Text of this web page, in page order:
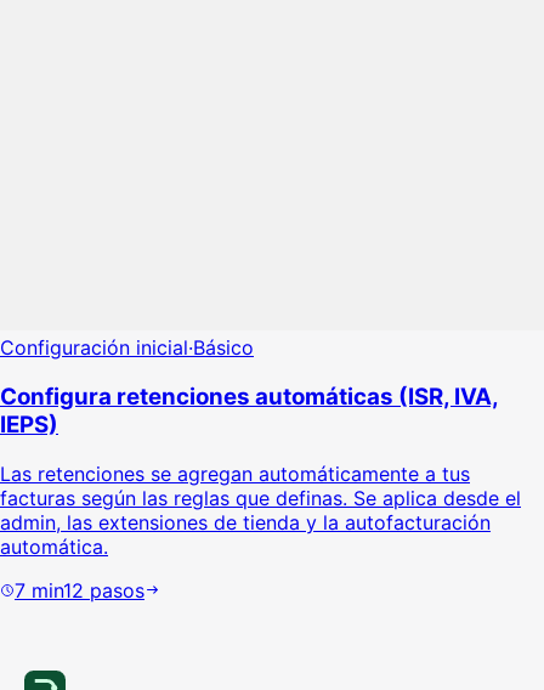
Configuración inicial·Básico
Configura retenciones automáticas (ISR, IVA,
IEPS)
Las retenciones se agregan automáticamente a tus
facturas según las reglas que definas. Se aplica desde el
admin, las extensiones de tienda y la autofacturación
automática.
7 min12 pasos